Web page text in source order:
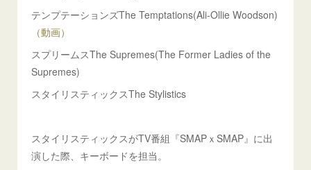
テンプテーションズThe Temptations(Ali-Ollie Woodson)
（動画）
スプリームスThe Supremes(The Former Ladies of the
Supremes)
スタイリスティックスThe Stylistics
スタイリスティックスがTV番組『SMAPｘSMAP』に出
演した際、キーボードを担当。